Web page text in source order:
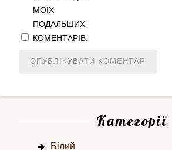
МОЇХ
ПОДАЛЬШИХ
КОМЕНТАРІВ.
Категорії
Білий